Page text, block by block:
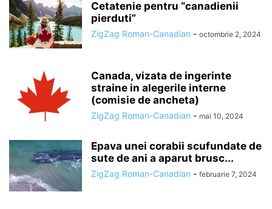
Cetatenie pentru “canadienii
pierduti”
ZigZag Roman-Canadian - octombrie 2, 2024
Canada, vizata de ingerinte
straine in alegerile interne
(comisie de ancheta)
ZigZag Roman-Canadian - mai 10, 2024
Epava unei corabii scufundate de
sute de ani a aparut brusc...
ZigZag Roman-Canadian - februarie 7, 2024